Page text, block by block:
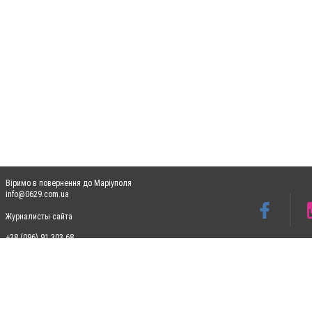
Віримо в повернення до Маріуполя
info@0629.com.ua
Журналисты сайта
+38 (096) 91 303 68